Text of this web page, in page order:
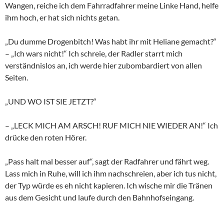
Wangen, reiche ich dem Fahrradfahrer meine Linke Hand, helfe
ihm hoch, er hat sich nichts getan.
„Du dumme Drogenbitch! Was habt ihr mit Heliane gemacht?“
– „Ich wars nicht!“ Ich schreie, der Radler starrt mich
verständnislos an, ich werde hier zubombardiert von allen
Seiten.
„UND WO IST SIE JETZT?“
– „LECK MICH AM ARSCH! RUF MICH NIE WIEDER AN!“ Ich
drücke den roten Hörer.
„Pass halt mal besser auf“, sagt der Radfahrer und fährt weg.
Lass mich in Ruhe, will ich ihm nachschreien, aber ich tus nicht,
der Typ würde es eh nicht kapieren. Ich wische mir die Tränen
aus dem Gesicht und laufe durch den Bahnhofseingang.